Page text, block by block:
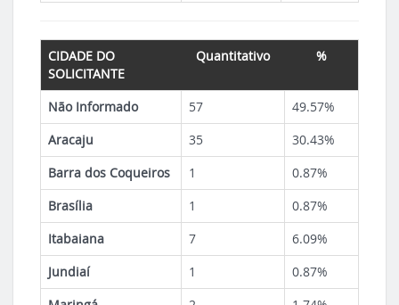
CIDADE DO
SOLICITANTE
Quantitativo %
Não Informado 57
49.57%
Aracaju
35
30.43%
Barra dos Coqueiros
1
0.87%
Brasília
1
0.87%
Itabaiana
7
6.09%
Jundiaí
1
0.87%